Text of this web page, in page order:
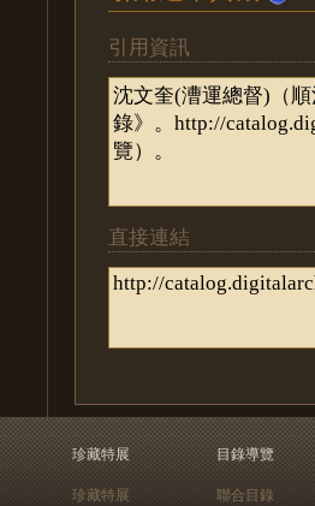
引用資訊
直接連結
珍藏特展
珍藏特展
目錄導覽
聯合目錄